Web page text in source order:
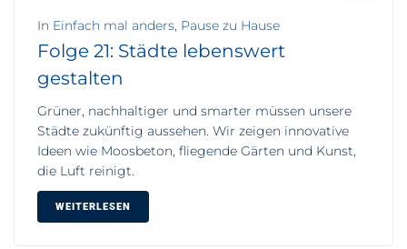
In Einfach mal anders, Pause zu Hause
Folge 21: Städte lebenswert
gestalten
Grüner, nachhaltiger und smarter müssen unsere
Städte zukünftig aussehen. Wir zeigen innovative
Ideen wie Moosbeton, fliegende Gärten und Kunst,
die Luft reinigt.
WEITERLESEN